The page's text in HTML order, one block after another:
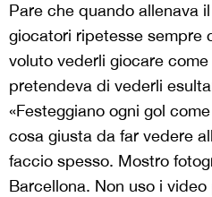
Pare che quando allenava
giocatori ripetesse sempre
voluto vederli giocare
pretendeva di vederli
«Festeggiano ogni gol
cosa giusta da far vedere
faccio spesso. Mostro
Barcellona. Non uso i